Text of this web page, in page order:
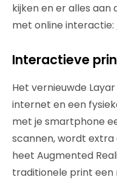
kijken en er alles
met online interactie:
Interactieve
Het vernieuwde
internet en een
met je smartphone
scannen, wordt
heet Augmented
traditionele print een